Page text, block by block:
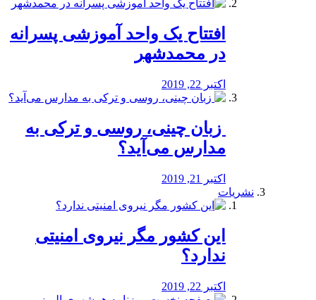
افتتاح یک واحد آموزشی پسرانه
در محمدشهر
اکتبر 22, 2019
️ زبان چینی، روسی و ترکی به
مدارس می‌آید؟
اکتبر 21, 2019
نشریات
این کشور مگر نیروی امنیتی
ندارد؟
اکتبر 22, 2019